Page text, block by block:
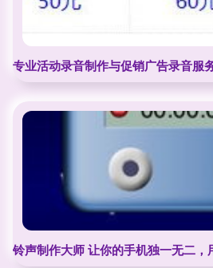
专业活动录音制作与促销广告录音服
铃声制作大师 让你的手机独一无二，